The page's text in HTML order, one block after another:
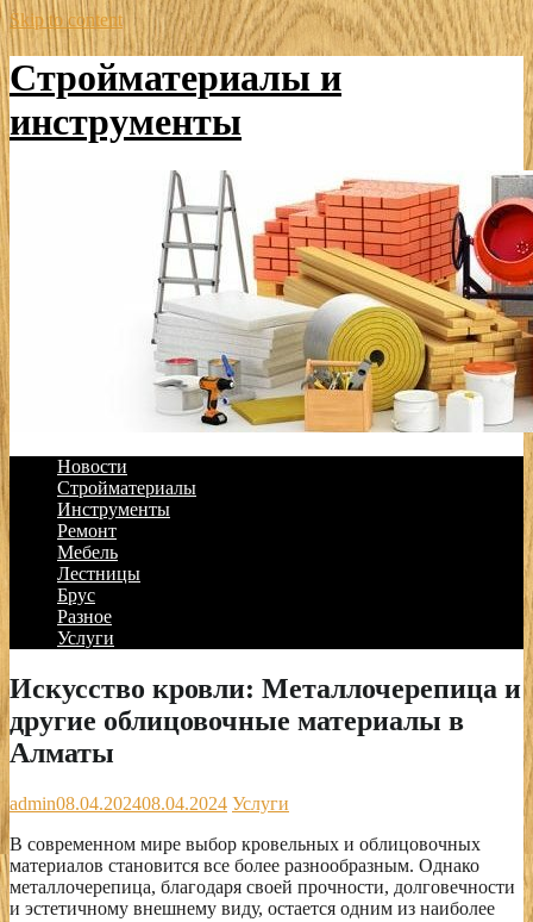
Skip to content
Стройматериалы и
инструменты
Новости
Стройматериалы
Инструменты
Ремонт
Мебель
Лестницы
Брус
Разное
Услуги
Искусство кровли: Металлочерепица и
другие облицовочные материалы в
Алматы
admin08.04.202408.04.2024 Услуги
В современном мире выбор кровельных и облицовочных
материалов становится все более разнообразным. Однако
металлочерепица, благодаря своей прочности, долговечности
и эстетичному внешнему виду, остается одним из наиболее